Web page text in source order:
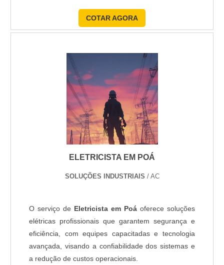
não planejadas.
COTAR AGORA
ELETRICISTA EM POÁ
SOLUÇÕES INDUSTRIAIS / AC
O serviço de Eletricista em Poá oferece soluções
elétricas profissionais que garantem segurança e
eficiência, com equipes capacitadas e tecnologia
avançada, visando a confiabilidade dos sistemas e
a redução de custos operacionais.